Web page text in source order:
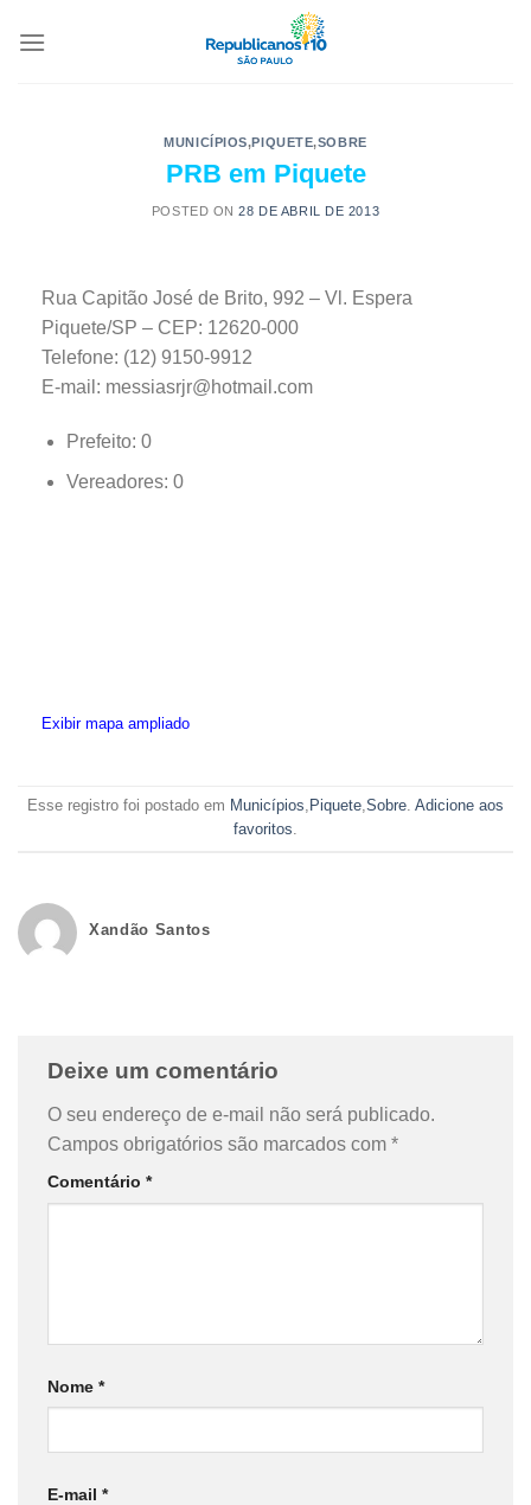
MUNICÍPIOS,PIQUETE,SOBRE
PRB em Piquete
POSTED ON28 DE ABRIL DE 2013
Rua Capitão José de Brito, 992 – Vl. Espera
Piquete/SP – CEP: 12620-000
Telefone: (12) 9150-9912
E-mail: messiasrjr@hotmail.com
Prefeito: 0
Vereadores: 0
Exibir mapa ampliado
Esse registro foi postado em Municípios, Piquete,Sobre. Adicione aos
favoritos.
Xandão Santos
Deixe um comentário
O seu endereço de e-mail não será publicado.
Campos obrigatórios são marcados com *
Comentário *
Nome *
E-mail *